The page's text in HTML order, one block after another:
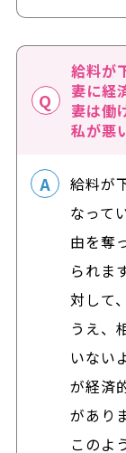
給料が
妻に経
妻は働
私が悪
給料が
なって
由を奪
られま
対して
うえ、
いない
が経済
があり
このよ